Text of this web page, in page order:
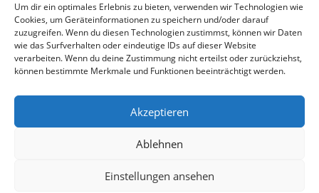
Um dir ein optimales Erlebnis zu bieten, verwenden wir Technologien wie
Cookies, um Geräteinformationen zu speichern und/oder darauf
zuzugreifen. Wenn du diesen Technologien zustimmst, können wir Daten
wie das Surfverhalten oder eindeutige IDs auf dieser Website
verarbeiten. Wenn du deine Zustimmung nicht erteilst oder zurückziehst,
können bestimmte Merkmale und Funktionen beeinträchtigt werden.
Akzeptieren
Ablehnen
Einstellungen ansehen
18507 Klein Lehmhagen
Datenschutzerklärung
Richtlinie für Storno und Rückerstattungen